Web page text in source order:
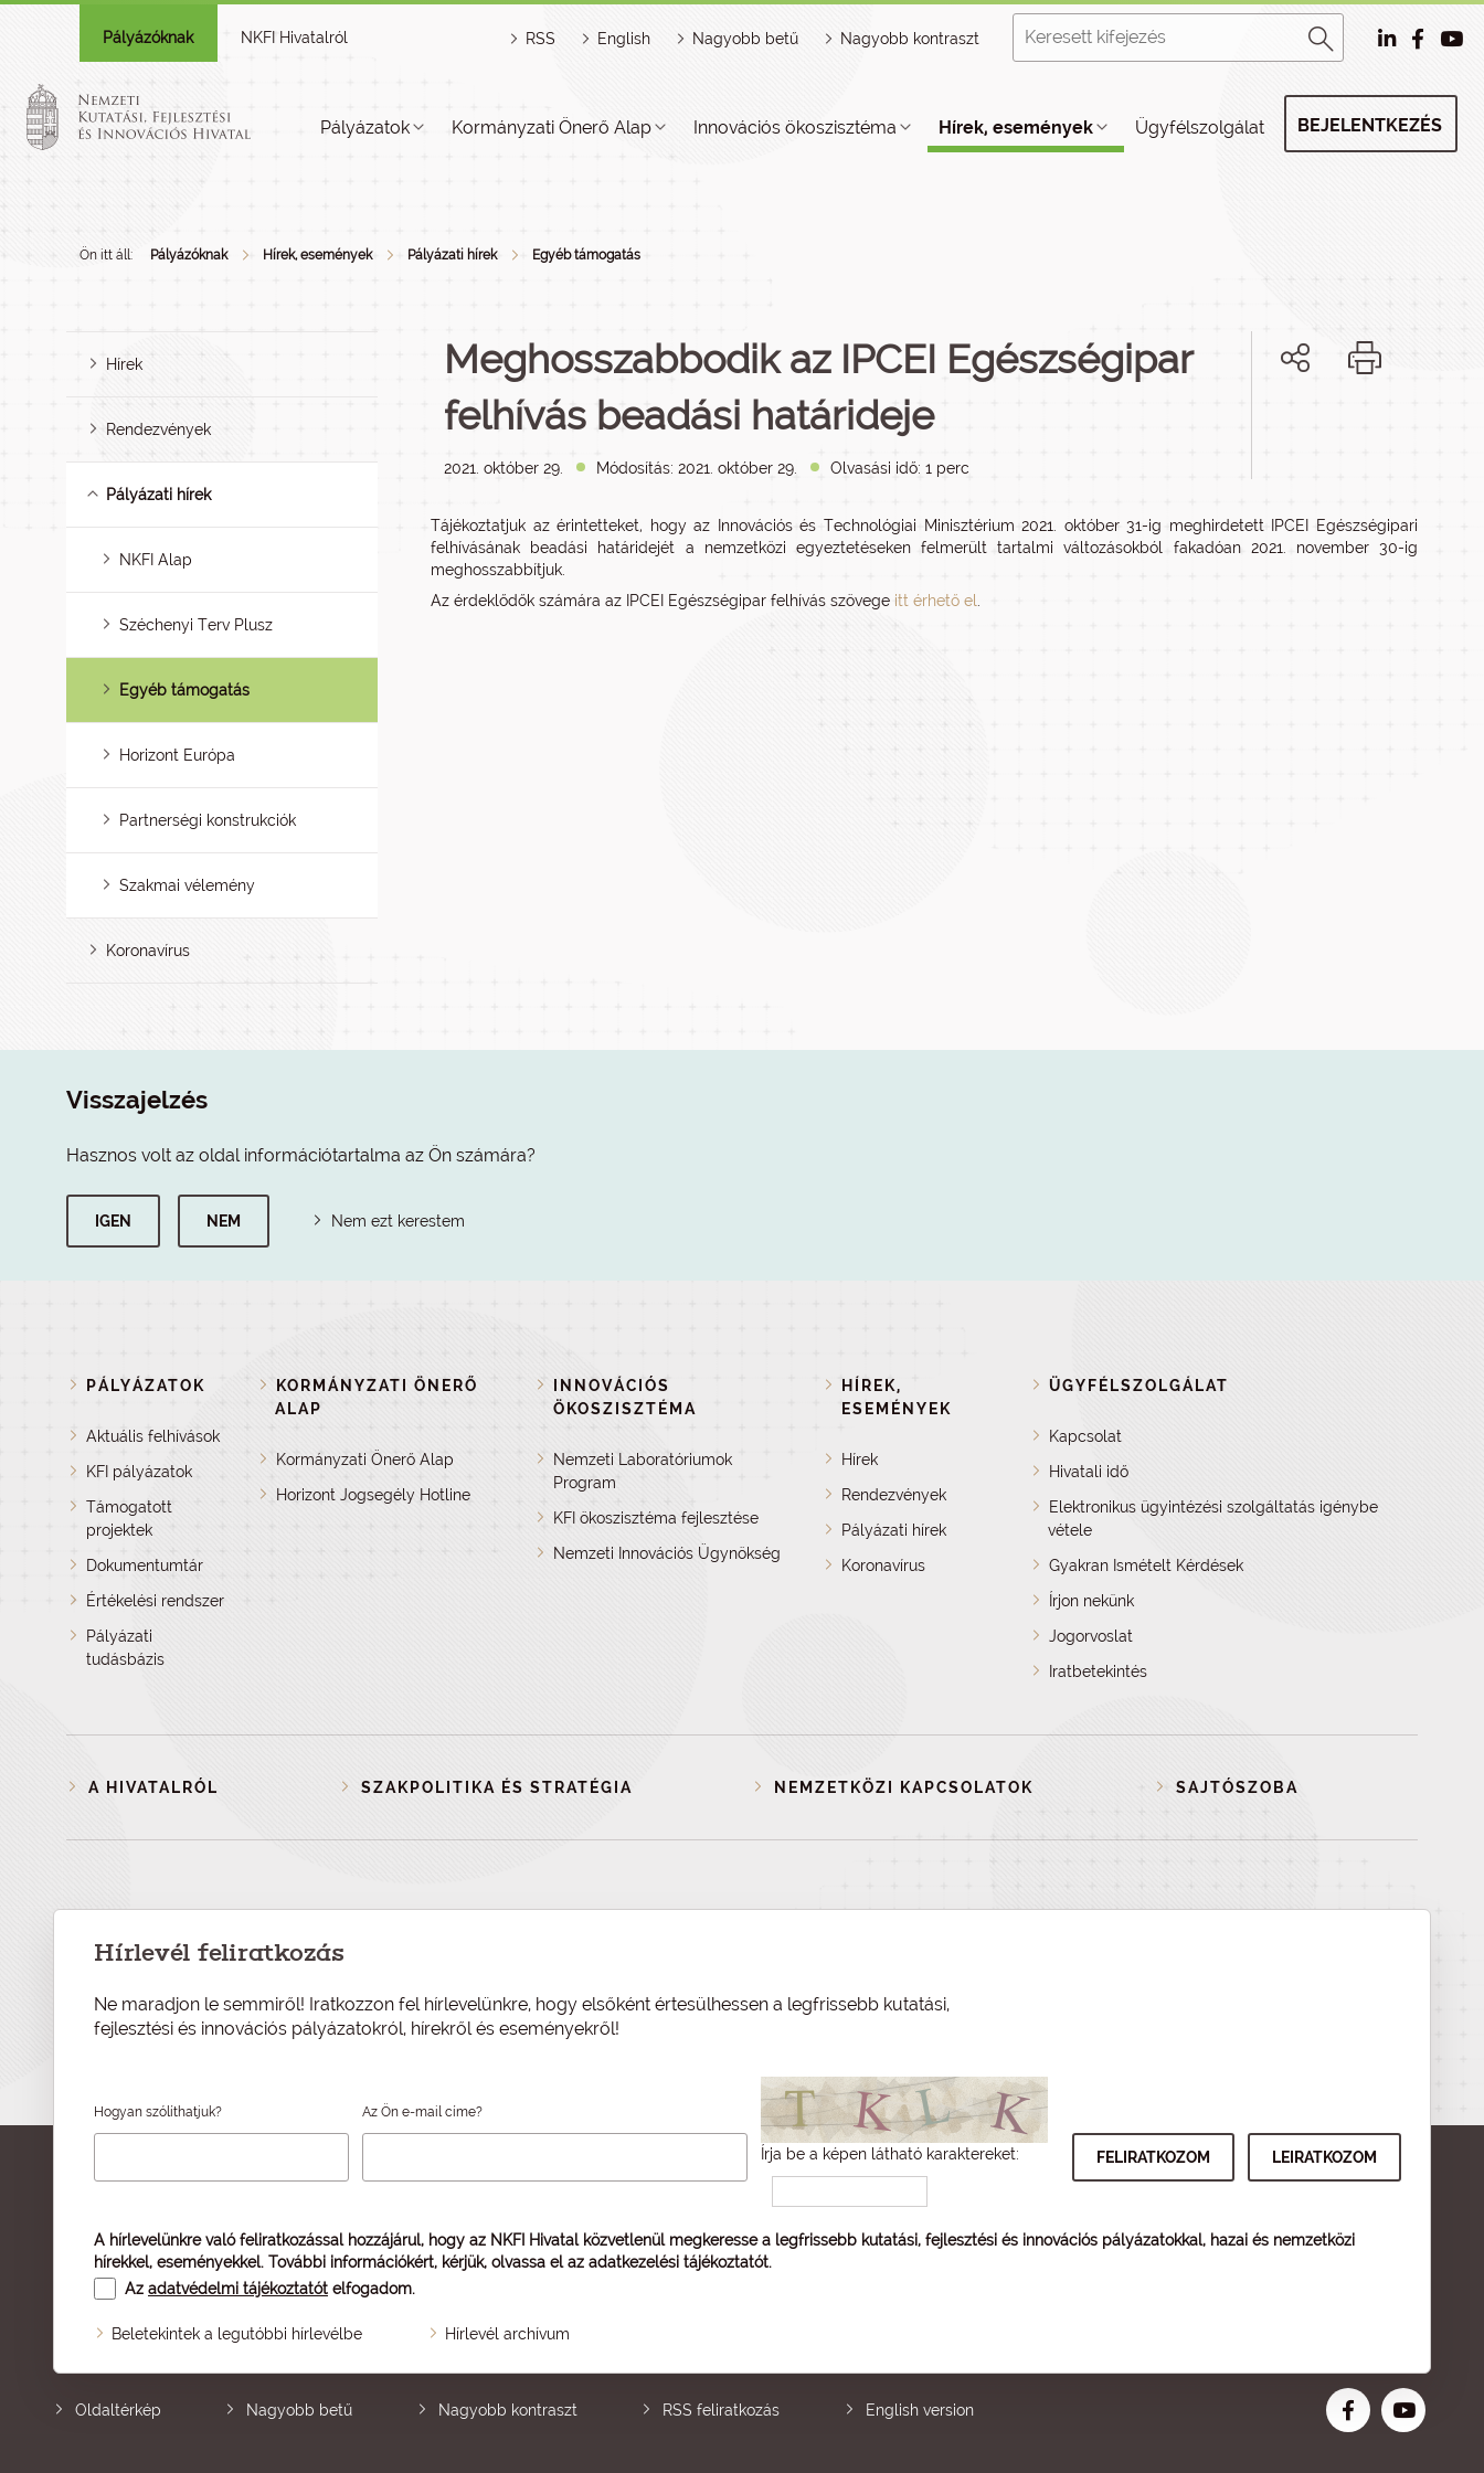
Pályázóknak NKFI Hivatalról RSS English Nagyobb betű Nagyobb kontraszt
Pályázatok Kormányzati Önerő Alap Innovációs ökoszisztéma Hírek, események Ügyfélszolgálat BEJELENTKEZÉS
Ön itt áll: Pályázóknak Hírek, események Pályázati hírek Egyéb támogatás
Hírek
Rendezvények
Pályázati hírek
NKFI Alap
Széchenyi Terv Plusz
Egyéb támogatás
Horizont Európa
Partnerségi konstrukciók
Szakmai vélemény
Koronavírus
Meghosszabbodik az IPCEI Egészségipar
felhívás beadási határideje
2021. október 29. Módosítás: 2021. október 29. Olvasási idő: 1 perc
Tájékoztatjuk az érintetteket, hogy az Innovációs és Technológiai Minisztérium 2021. október 31-ig meghirdetett IPCEI Egészségipari
felhívásának beadási határidejét a nemzetközi egyeztetéseken felmerült tartalmi változásokból fakadóan 2021. november 30-ig
meghosszabbítjuk.
Az érdeklődők számára az IPCEI Egészségipar felhívás szövege itt érhető el
Visszajelzés
Hasznos volt az oldal információtartalma az Ön számára?
IGEN NEM Nem ezt kerestem
PÁLYÁZATOK
Aktuális felhívások
KFI pályázatok
Támogatott
projektek
Dokumentumtár
Értékelési rendszer
Pályázati
tudásbázis
KORMÁNYZATI ÖNERŐ
ALAP
Kormányzati Önerő Alap
Horizont Jogsegély Hotline
INNOVÁCIÓS
ÖKOSZISZTÉMA
Nemzeti Laboratóriumok
Program
KFI ökoszisztéma fejlesztése
Nemzeti Innovációs Ügynökség
HÍREK,
ESEMÉNYEK
Hírek
Rendezvények
Pályázati hírek
Koronavírus
ÜGYFÉLSZOLGÁLAT
Kapcsolat
Hivatali idő
Elektronikus ügyintézési szolgáltatás igénybe
vétele
Gyakran Ismételt Kérdések
Írjon nekünk
Jogorvoslat
Iratbetekintés
A HIVATALRÓL SZAKPOLITIKA ÉS STRATÉGIA NEMZETKÖZI KAPCSOLATOK SAJTÓSZOBA
Hírlevél feliratkozás
Ne maradjon le semmiről! Iratkozzon fel hírlevelünkre, hogy elsőként értesülhessen a legfrissebb kutatási,
fejlesztési és innovációs pályázatokról, hírekről és eseményekről!
Hogyan szólíthatjuk? Az Ön e-mail címe?
Írja be a képen látható karaktereket:
A hírlevelünkre való feliratkozással hozzájárul, hogy az NKFI Hivatal közvetlenül megkeresse a legfrissebb kutatási, fejlesztési és innovációs pályázatokkal, hazai és nemzetközi
hírekkel, eseményekkel. További információkért, kérjük, olvassa el az adatkezelési tájékoztatót.
Az adatvédelmi tájékoztatót elfogadom.
Beletekintek a legutóbbi hírlevélbe Hírlevél archívum
Oldaltérkép Nagyobb betű Nagyobb kontraszt RSS feliratkozás English version